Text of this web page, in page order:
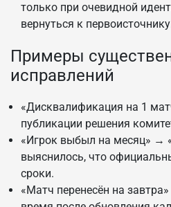
только при очевидной
вернуться к
Примеры
исправлений
«Дисквалификация на 1
публикации решения
«Игрок выбыл на месяц» →
выяснилось, что
сроки.
«Матч перенесён на